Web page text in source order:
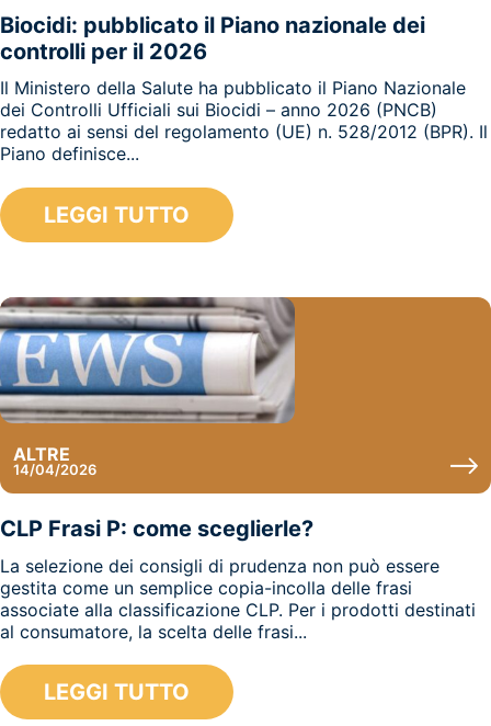
Biocidi: pubblicato il Piano nazionale dei
controlli per il 2026
Il Ministero della Salute ha pubblicato il Piano Nazionale
dei Controlli Ufficiali sui Biocidi – anno 2026 (PNCB)
redatto ai sensi del regolamento (UE) n. 528/2012 (BPR). Il
Piano definisce...
LEGGI TUTTO
ALTRE
14/04/2026
CLP Frasi P: come sceglierle?
La selezione dei consigli di prudenza non può essere
gestita come un semplice copia-incolla delle frasi
associate alla classificazione CLP. Per i prodotti destinati
al consumatore, la scelta delle frasi...
LEGGI TUTTO